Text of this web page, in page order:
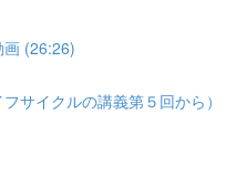
画 (26:26)
フサイクルの講義第５回から